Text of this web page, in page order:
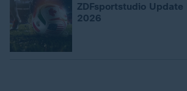
ZDFsportstudio Update
2026